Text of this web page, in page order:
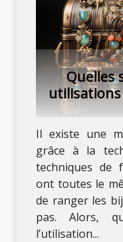
Quelles
utilisations
Il existe une
grâce à la
techniques de
ont toutes le
de ranger les
pas. Alors,
l’utilisation...